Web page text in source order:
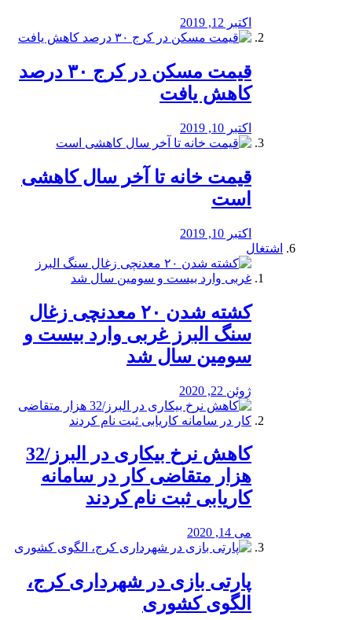
اکتبر 12, 2019
️قیمت مسکن در کرج ۳۰ درصد
کاهش یافت
اکتبر 10, 2019
قیمت خانه تا آخر سال کاهشی
است
اکتبر 10, 2019
اشتغال
کشته شدن ۲۰ معدنچی زغال
سنگ البرز غربی وارد بیست و
سومین سال شد
ژوئن 22, 2020
کاهش نرخ بیکاری در البرز/32
هزار متقاضی کار در سامانه
کاریابی ثبت نام کردند
می 14, 2020
پارتی بازی در شهرداری کرج،
الگوی کشوری